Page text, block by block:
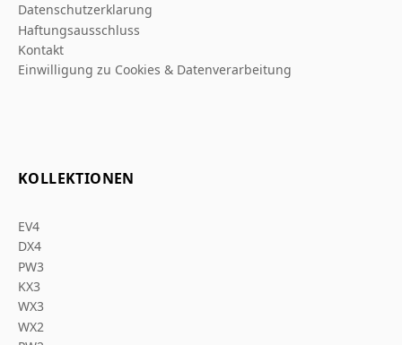
Datenschutzerklarung
Haftungsausschluss
Kontakt
Einwilligung zu Cookies & Datenverarbeitung
KOLLEKTIONEN
EV4
DX4
PW3
KX3
WX3
WX2